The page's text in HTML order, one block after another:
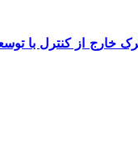
برگشت
مبتنی بر